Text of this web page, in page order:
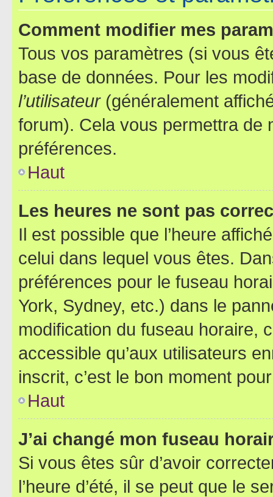
Comment modifier mes
Tous vos paramètres (si vous
base de données. Pour les
l’utilisateur(généralement
forum). Cela vous permettra de
préférences.
Haut
Les heures ne sont pas
Il est possible que l’heure
celui dans lequel vous êtes.
préférences pour le fuseau
York, Sydney, etc.) dans le
modification du fuseau horaire,
accessible qu’aux utilisateurs
inscrit, c’est le bon moment
Haut
J’ai changé mon fuseau
Si vous êtes sûr d’avoir
l’heure d’été, il se peut que le